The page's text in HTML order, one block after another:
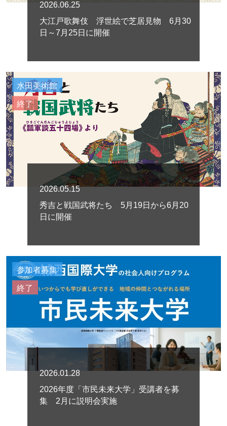
2026.06.25
大江戸歌舞伎 浮世絵で芝居見物 6月30
日～7月25日に開催
水田美術館
終了
2026.05.15
秀吉と戦国武将たち 5月19日から6月20
日に開催
参加者募集
終了
2026.01.28
2026年度「市民未来大学」受講者を募
集 2月に説明会実施